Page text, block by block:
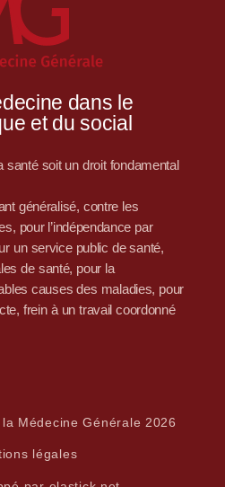
dans le
et du social
santé soit un droit fondamental
généralisé, contre les
pour l’indépendance par
un service public de santé,
de santé, pour la
causes des maladies, pour
frein à un travail coordonné
Médecine Générale 2026
légales